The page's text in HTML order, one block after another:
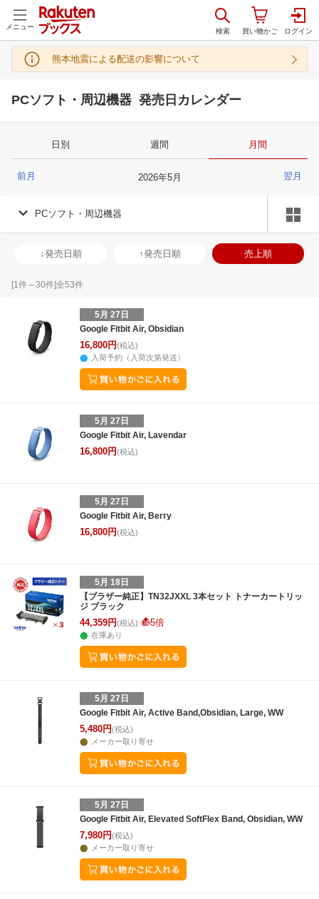
メニュー
熊本地震による配送の影響について
PCソフト・周辺機器 発売日カレンダー
日別 週間 月間
2026年5月
前月 翌月
PCソフト・周辺機器
↓発売日順 ↑発売日順 売上順
[1件～30件]全53件
5月 27日
Google Fitbit Air, Obsidian
16,800円(税込)
入荷予約（入荷次第発送）
5月 27日
Google Fitbit Air, Lavendar
16,800円(税込)
5月 27日
Google Fitbit Air, Berry
16,800円(税込)
5月 18日
【ブラザー純正】TN32JXXL 3本セット トナーカートリッ
ジ ブラック
44,359円(税込) 5倍
在庫あり
5月 27日
Google Fitbit Air, Active Band,Obsidian, Large, WW
5,480円(税込)
メーカー取り寄せ
5月 27日
Google Fitbit Air, Elevated SoftFlex Band, Obsidian, WW
7,980円(税込)
メーカー取り寄せ